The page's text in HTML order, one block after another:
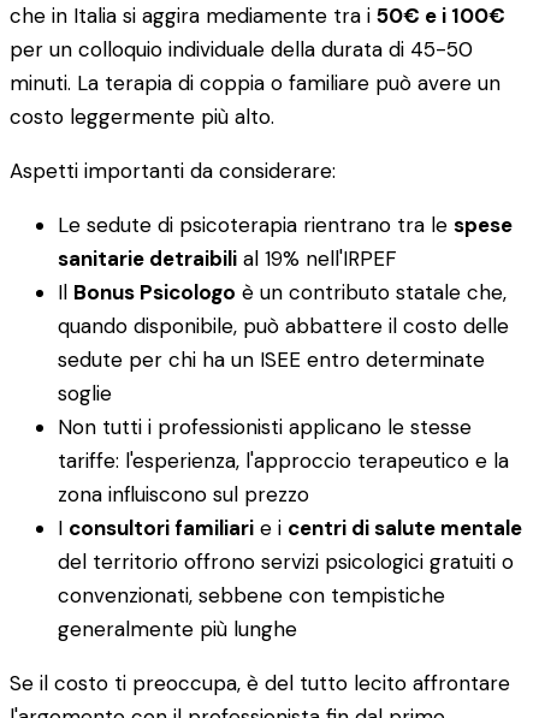
che in Italia si aggira mediamente tra i 50€ e i 100€
per un colloquio individuale della durata di 45-50
minuti. La terapia di coppia o familiare può avere un
costo leggermente più alto.
Aspetti importanti da considerare:
Le sedute di psicoterapia rientrano tra le spese
sanitarie detraibili al 19% nell'IRPEF
Il Bonus Psicologo è un contributo statale che,
quando disponibile, può abbattere il costo delle
sedute per chi ha un ISEE entro determinate
soglie
Non tutti i professionisti applicano le stesse
tariffe: l'esperienza, l'approccio terapeutico e la
zona influiscono sul prezzo
I consultori familiari e i centri di salute mentale
del territorio offrono servizi psicologici gratuiti o
convenzionati, sebbene con tempistiche
generalmente più lunghe
Se il costo ti preoccupa, è del tutto lecito affrontare